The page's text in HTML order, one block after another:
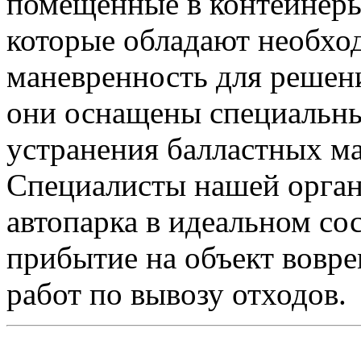
которые обладают
маневренность для
они оснащены
устранения балластных
Специалисты нашей
автопарка в идеальном
прибытие на объект
работ по вывозу отходов.